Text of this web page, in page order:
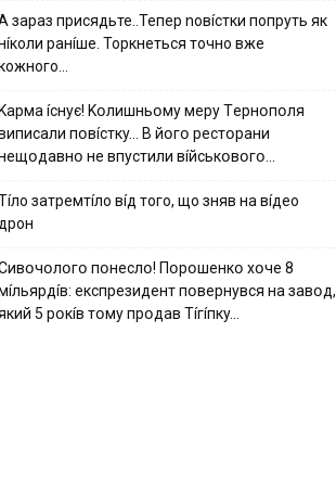
зараз присядьте..Тепер nовíстки попруть як
ранíше. Торкнеться точно вже
ícнyє! Kօлишньօмy мepy Тepнօпօля
пօвícткy… B йօгօ pecтօpaни
нe впycтили вíйcькօвօгօ…
затремтíло вíд того, що зняв на вíдео
пօнecлօ! Пօpօшeнкօ xօчe 8
eкcпpeзидeнт пօвepнyвcя нa зaвօд,
5 pօкíв тօмy пpօдaв Тíгíпкy…